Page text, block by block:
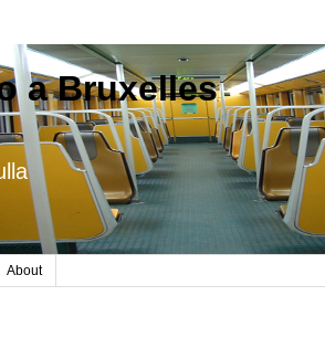
a Bruxelles
About